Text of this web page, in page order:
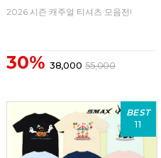
2026 시즌 캐주얼 티셔츠 모음전!
30% 38,000 55,000
BEST
11